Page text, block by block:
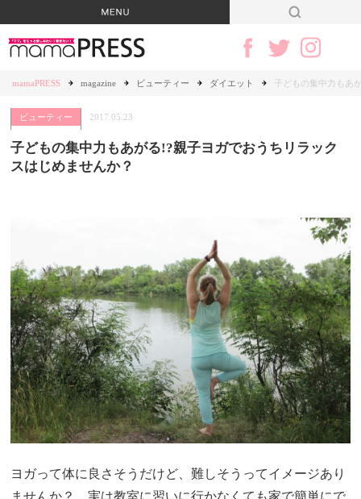
mamaPRESS magazine ビューティー ダイエット 子どもの集中力もあ
ビューティー 2017.05.23
子どもの集中力もあがる!?親子ヨガでおうちリラック
スはじめませんか？
ヨガって体に良さそうだけど、難しそうってイメージあり